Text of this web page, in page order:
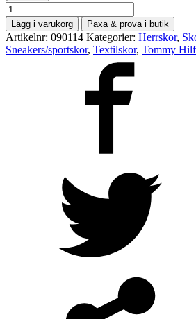
Tommy
Hilfiger
mängd
Lägg i varukorg Paxa & prova i butik
Artikelnr: 090114 Kategorier: Herrskor,
Sneakers/sportskor, Textilskor, Tommy